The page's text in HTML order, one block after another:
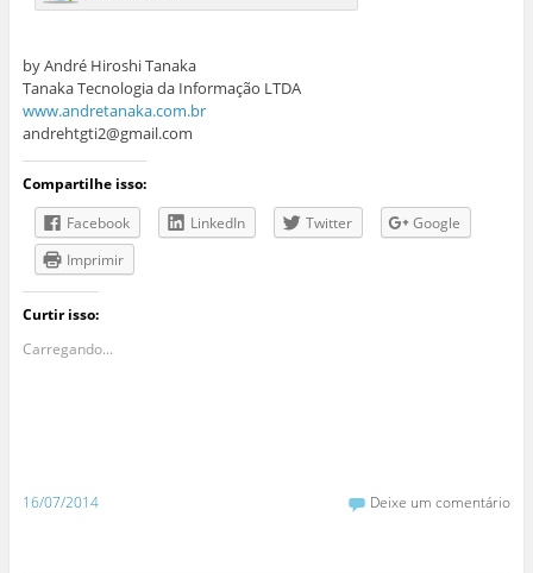
by André Hiroshi Tanaka
Tanaka Tecnologia da Informação LTDA
www.andretanaka.com.br
andrehtgti2@gmail.com
Compartilhe isso:
Facebook
LinkedIn Twitter
Google
Imprimir
Curtir isso:
Carregando...
16/07/2014 Deixe um comentário